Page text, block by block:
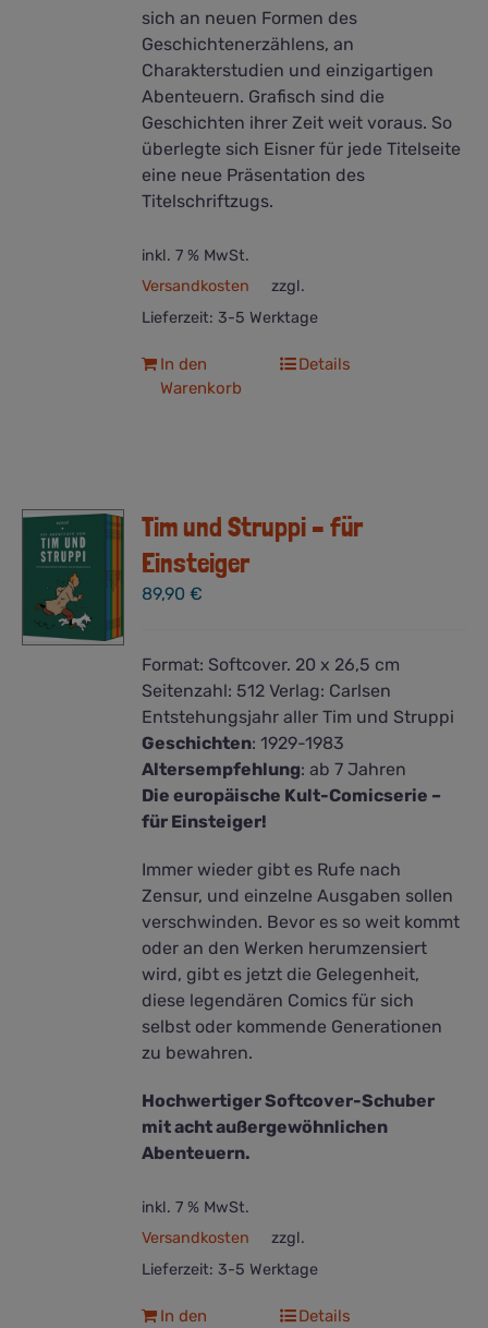
sich an neuen Formen des
Geschichtenerzählens, an
Charakterstudien und einzigartigen
Abenteuern. Grafisch sind die
Geschichten ihrer Zeit weit voraus. So
überlegte sich Eisner für jede Titelseite
eine neue Präsentation des
Titelschriftzugs.
inkl. 7 % MwSt.
zzgl.
Versandkosten
Lieferzeit: 3-5 Werktage
In den
Warenkorb
Details
Tim und Struppi – für
Einsteiger
89,90€
Format: Softcover. 20 x 26,5 cm
Seitenzahl: 512Verlag: Carlsen
Entstehungsjahr aller Tim und Struppi
Geschichten: 1929-1983
Altersempfehlung: ab 7 Jahren
Die europäische Kult-Comicserie –
für Einsteiger!
Immer wieder gibt es Rufe nach
Zensur, und einzelne Ausgaben sollen
verschwinden. Bevor es so weit kommt
oder an den Werken herumzensiert
wird, gibt es jetzt die Gelegenheit,
diese legendären Comics für sich
selbst oder kommende Generationen
zu bewahren.
Hochwertiger Softcover-Schuber
mit acht außergewöhnlichen
Abenteuern.
inkl. 7 % MwSt.
zzgl.
Versandkosten
Lieferzeit: 3-5 Werktage
In den
Details